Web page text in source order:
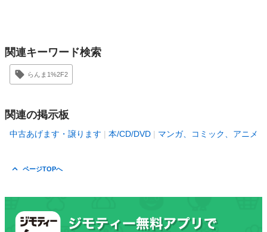
関連キーワード検索
らんま1%2F2
関連の掲示板
中古あげます・譲ります 本/CD/DVD マンガ、コミック、アニメ
ページTOPへ